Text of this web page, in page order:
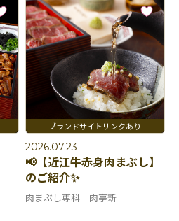
2026.07.23
📢【近江牛赤身肉まぶし】
のご紹介✨
肉まぶし専科 肉亭新